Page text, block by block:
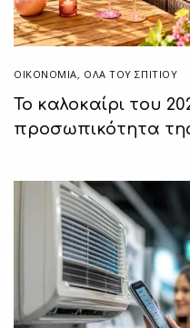
ΟΙΚΟΝΟΜΙΑ, ΌΛΑ ΤΟΥ ΣΠΙΤΙΟΥ
Το καλοκαίρι του
προσωπικότητα